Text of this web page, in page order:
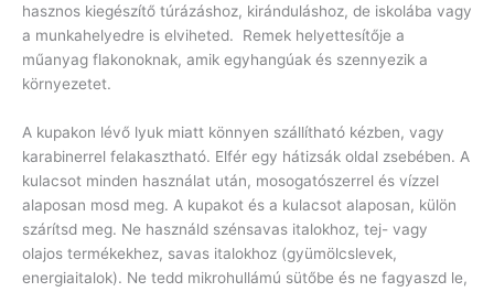
hasznos kiegészítő túrázáshoz, kiránduláshoz, de iskolába vagy
a munkahelyedre is elviheted. Remek helyettesítője a
műanyag flakonoknak, amik egyhangúak és szennyezik a
környezetet.
A kupakon lévő lyuk miatt könnyen szállítható kézben, vagy
karabinerrel felakasztható. Elfér egy hátizsák oldal zsebében. A
kulacsot minden használat után, mosogatószerrel és vízzel
alaposan mosd meg. A kupakot és a kulacsot alaposan, külön
szárítsd meg. Ne használd szénsavas italokhoz, tej- vagy
olajos termékekhez, savas italokhoz (gyümölcslevek,
energiaitalok). Ne tedd mikrohullámú sütőbe és ne fagyaszd le,